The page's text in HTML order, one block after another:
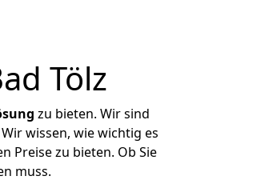
Tölz
zu bieten. Wir sind
wissen, wie wichtig es
Preise zu bieten. Ob Sie
muss.